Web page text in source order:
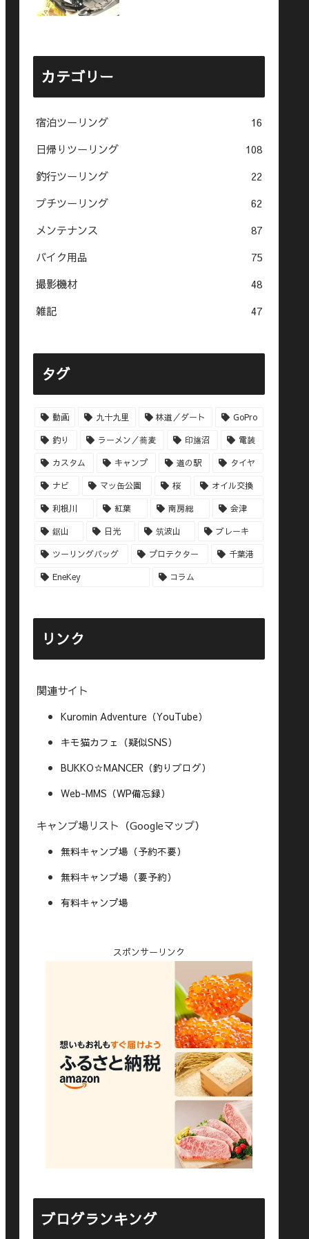
カテゴリー
宿泊ツーリング
16
日帰りツーリング
108
釣行ツーリング
22
プチツーリング
62
メンテナンス
87
バイク用品
75
撮影機材
48
雑記
47
タグ
動画 九十九里 林道／ダート GoPro
釣り ラーメン／蕎麦 印旛沼 電装
カスタム キャンプ 道の駅 タイヤ
ナビ マッ缶公園 桜 オイル交換
利根川 紅葉 南房総 会津
鋸山 日光 筑波山 ブレーキ
ツーリングバッグ プロテクター 千葉港
EneKey コラム
リンク
関連サイト
Kuromin Adventure（YouTube）
キモ猫カフェ（疑似SNS）
BUKKO☆MANCER（釣りブログ）
Web-MMS（WP備忘録）
キャンプ場リスト（Googleマップ）
無料キャンプ場（予約不要）
無料キャンプ場（要予約）
有料キャンプ場
スポンサーリンク
ブログランキング